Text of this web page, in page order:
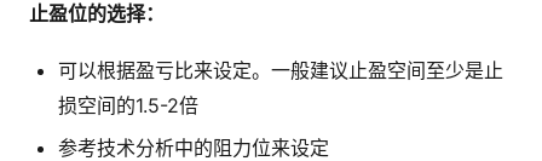
止盈位的选择：
可以根据盈亏比来设定。一般建议止盈空间至少是止
损空间的1.5-2倍
参考技术分析中的阻力位来设定